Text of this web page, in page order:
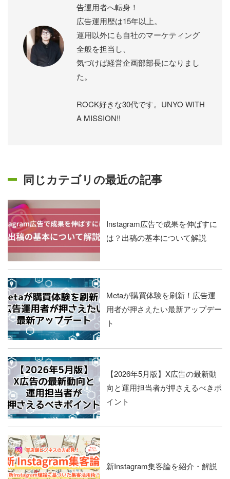
告運用者へ転身！
広告運用歴は15年以上。
運用以外にも自社のマーケティング
全般を担当し、
気づけば経営企画部部長になりまし
た。
ROCK好きな30代です。UNYO WITH
A MISSION!!
同じカテゴリの最近の記事
Instagram広告で成果を伸ばすに
は？出稿の基本について解説
Metaが購買体験を刷新！広告運
用者が押さえたい最新アップデー
ト
【2026年5月版】X広告の最新動
向と運用担当者が押さえるべきポ
イント
新Instagram集客論を紹介・解説